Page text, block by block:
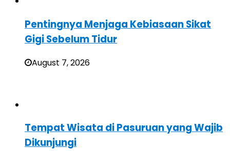
Pentingnya Menjaga Kebiasaan Sikat
Gigi Sebelum Tidur
August 7, 2026
Tempat Wisata di Pasuruan yang Wajib
Dikunjungi